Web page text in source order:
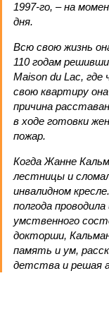
1997-го, – на
дня.
Всю свою жизнь
110 годам
Maison du Lac, где
свою квартиру
причина
в ходе готовки
пожар.
Когда Жанне
лестницы и
инвалидном
полгода
умственного
докторши,
память и ум,
детства и решая